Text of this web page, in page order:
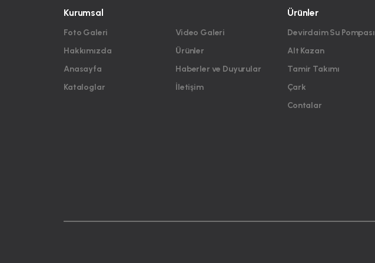
Kurumsal
Foto Galeri
Hakkımızda
Anasayfa
Kataloglar
Video Galeri
Ürünler
Haberler ve Duyurular
İletişim
Ürünler
Devirdaim Su Pompası
Alt Kazan
Tamir Takımı
Çark
Contalar